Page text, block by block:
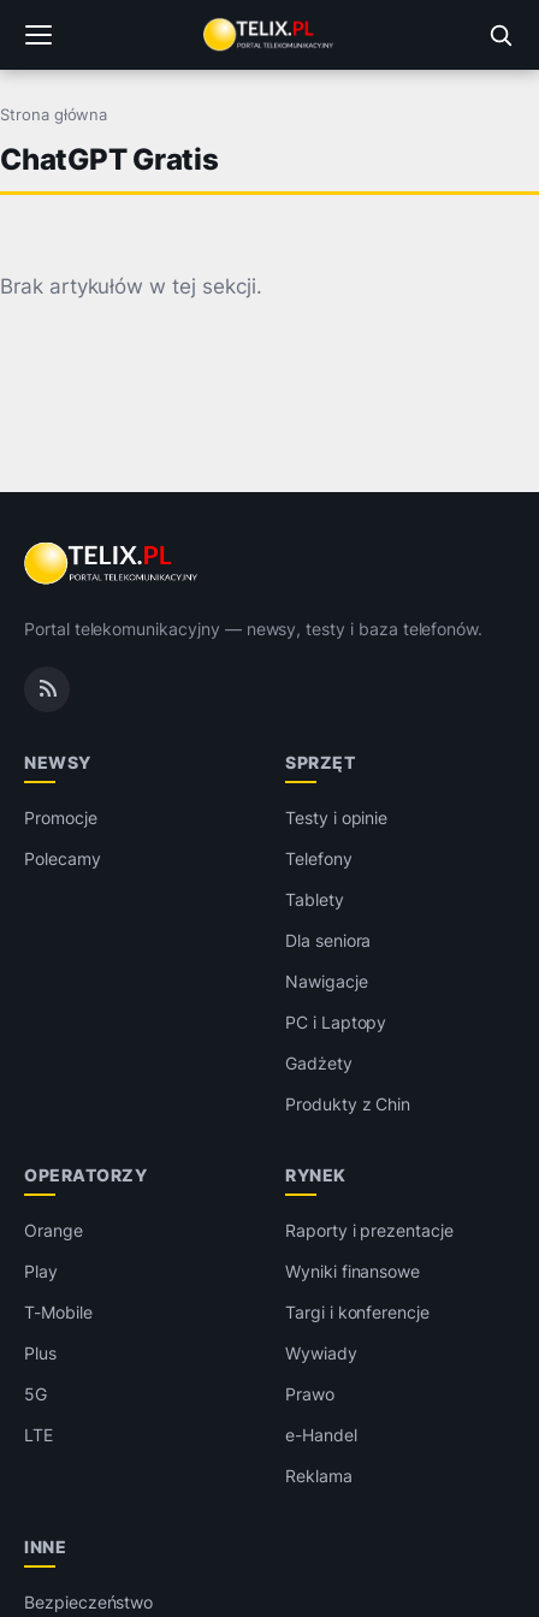
treści
Strona główna
ChatGPT Gratis
Brak artykułów w tej sekcji.
Portal telekomunikacyjny — newsy, testy i baza telefonów.
NEWSY
Promocje
Polecamy
SPRZĘT
Testy i opinie
Telefony
Tablety
Dla seniora
Nawigacje
PC i Laptopy
Gadżety
Produkty z Chin
OPERATORZY
Orange
Play
T-Mobile
Plus
5G
LTE
RYNEK
Raporty i prezentacje
Wyniki finansowe
Targi i konferencje
Wywiady
Prawo
e-Handel
Reklama
INNE
Bezpieczeństwo